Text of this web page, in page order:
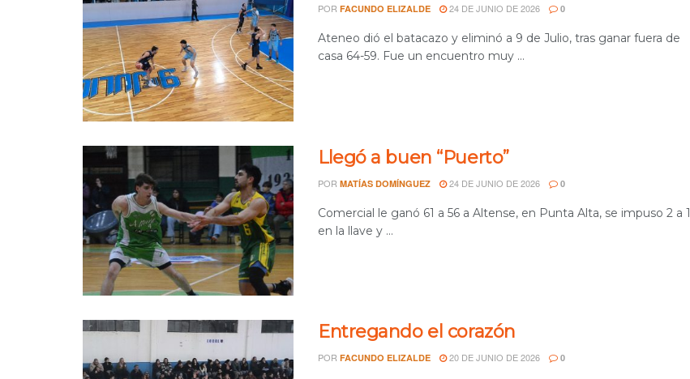
POR FACUNDO ELIZALDE 24 DE JUNIO DE 2026 0
Ateneo dió el batacazo y eliminó a 9 de Julio, tras ganar fuera de
casa 64-59. Fue un encuentro muy ...
Llegó a buen “Puerto”
POR MATÍAS DOMÍNGUEZ 24 DE JUNIO DE 2026 0
Comercial le ganó 61 a 56 a Altense, en Punta Alta, se impuso 2 a 1
en la llave y ...
Entregando el corazón
POR FACUNDO ELIZALDE 20 DE JUNIO DE 2026 0